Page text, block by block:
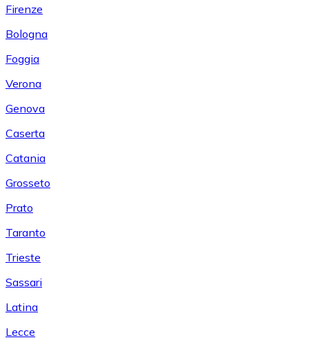
Firenze
Bologna
Foggia
Verona
Genova
Caserta
Catania
Grosseto
Prato
Taranto
Trieste
Sassari
Latina
Lecce